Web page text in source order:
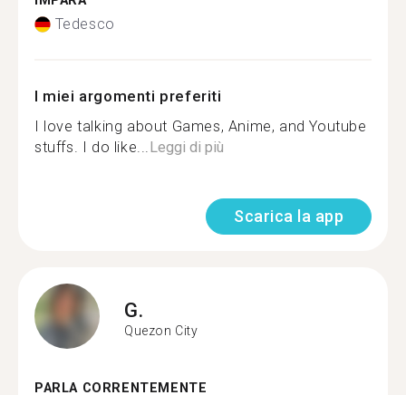
Tedesco
I miei argomenti preferiti
I love talking about Games, Anime, and Youtube
stuffs. I do like...Leggi di più
Scarica la app
G.
Quezon City
PARLA CORRENTEMENTE